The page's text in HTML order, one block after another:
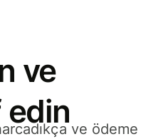
ve
edinve ödeme